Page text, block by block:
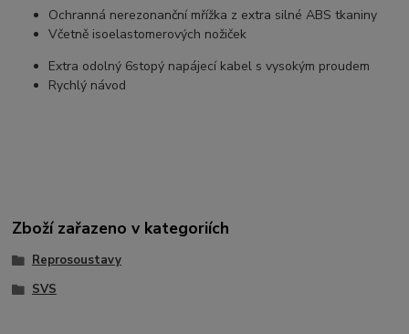
Ochranná nerezonanční mřížka z extra silné ABS tkaniny
Včetně isoelastomerových nožiček
Extra odolný 6stopý napájecí kabel s vysokým proudem
Rychlý návod
Zboží zařazeno v kategoriích
Reprosoustavy
SVS